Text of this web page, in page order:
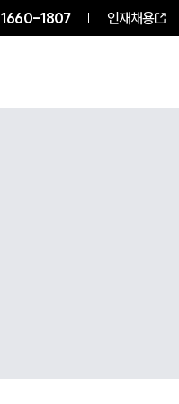
1660-1807 인재채용